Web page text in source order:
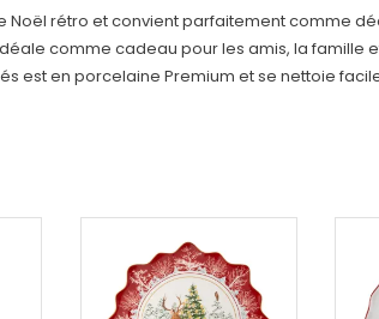
rétro et convient parfaitement comme
comme cadeau pour les amis, la famille
est en porcelaine Premium et se nettoie